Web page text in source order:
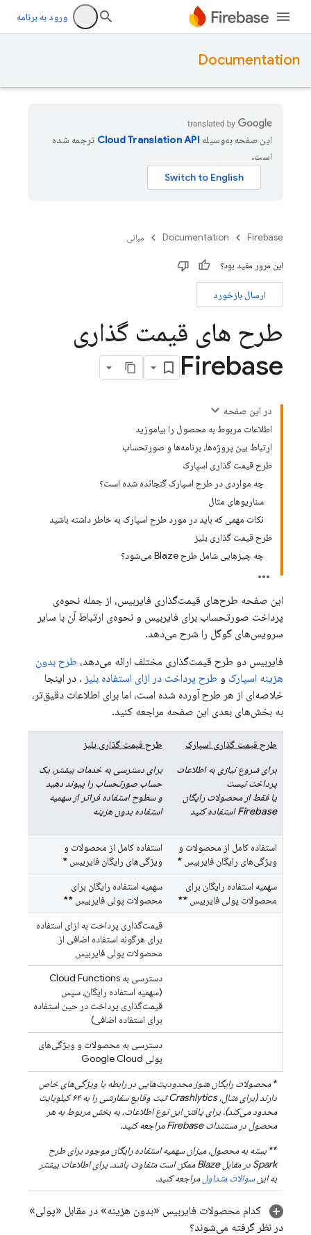
ورود به برنامه
Documentation
این صفحه به‌وسیله
ترجمه شده
است.
Firebase
Documentation مبانی
این مرور مفید بود؟
ارسال بازخورد
طرح های قیمت گذاری
Firebase
در این صفحه
اطلاعات مربوط به محصول را بیاموزید
ارتباط بین پروژه‌ها، برنامه‌ها و صورتحساب
طرح قیمت گذاری اسپارک
چه مواردی در طرح اسپارک گنجانده شده است؟
سناریوهای مثال
نکات مهمی که باید در مورد طرح اسپارک به خاطر داشته باشید
طرح قیمت گذاری بلیز
چه چیزهایی شامل طرح Blaze می‌شود؟
این صفحه طرح‌های قیمت‌گذاری فایربیس، از جمله نحوه‌ی
پرداخت صورتحساب برای فایربیس و نحوه‌ی ارتباط آن با سایر
سرویس‌های گوگل را شرح می‌دهد.
فایربیس دو طرح قیمت‌گذاری مختلف ارائه می‌دهد، طرح بدون
هزینه اسپارک و طرح پرداخت در ازای استفاده بلیز . در اینجا
خلاصه‌ای از هر طرح آورده شده است، اما برای اطلاعات دقیق‌تر،
به بخش‌های بعدی این صفحه مراجعه کنید.
طرح قیمت گذاری اسپارک
برای شروع نیازی به اطلاعات
پرداخت نیست
یا فقط از محصولات رایگان
Firebase استفاده کنید
طرح قیمت گذاری بلیز
برای دسترسی به خدمات بیشتر، یک
حساب صورتحساب را پیوند دهید
و سطوح استفاده فراتر از سهمیه
استفاده بدون هزینه
استفاده کامل از محصولات و
ویژگی‌های رایگان فایربیس *
استفاده کامل از محصولات و
ویژگی‌های رایگان فایربیس *
سهمیه استفاده رایگان برای
محصولات پولی فایربیس **
سهمیه استفاده رایگان برای
محصولات پولی فایربیس **
قیمت‌گذاری پرداخت به ازای استفاده
برای هرگونه استفاده اضافی از
محصولات پولی فایربیس
دسترسی به Cloud Functions
(سهمیه استفاده رایگان، سپس
قیمت‌گذاری پرداخت در حین استفاده
برای استفاده اضافی)
دسترسی به محصولات و ویژگی‌های
پولی Google Cloud
*محصولات رایگان هنوز محدودیت‌هایی در رابطه با ویژگی‌های خاص
دارند (برای مثال،Crashlytics
ثبت وقایع سفارشی را به ۶۴ کیلوبایت
محدود می‌کند). برای یافتن این نوع اطلاعات، به بخش مربوط به هر
محصول در مستندات Firebase مراجعه کنید.
** بسته به محصول، میزان سهمیه استفاده رایگان موجود برای طرح
Spark در مقابل Blaze ممکن است متفاوت باشد. برای اطلاعات بیشتر
به این سوالات متداولمراجعه کنید.
کدام محصولات فایربیس «بدون هزینه» در مقابل «پولی»
در نظر گرفته می‌شوند؟